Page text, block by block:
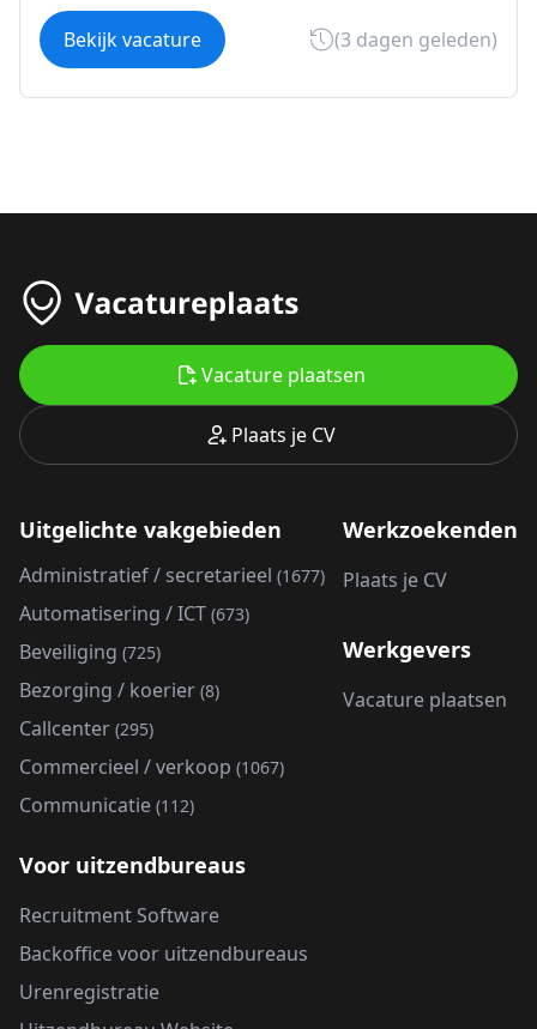
Bekijk vacature (3 dagen geleden)
Plaats je CV
Vacature plaatsen
Uitgelichte vakgebieden
Administratief / secretarieel (1677)
Automatisering / ICT (673)
Beveiliging (725)
Bezorging / koerier (8)
Callcenter (295)
Commercieel / verkoop (1067)
Communicatie (112)
Werkzoekenden
Plaats je CV
Werkgevers
Vacature plaatsen
Voor uitzendbureaus
Recruitment Software
Backoffice voor uitzendbureaus
Urenregistratie